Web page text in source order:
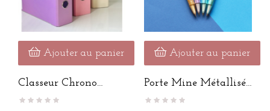
Ajouter au panier
Classeur Chrono
Pastel
Ajouter au panier
Porte Mine Métallisé
0,7